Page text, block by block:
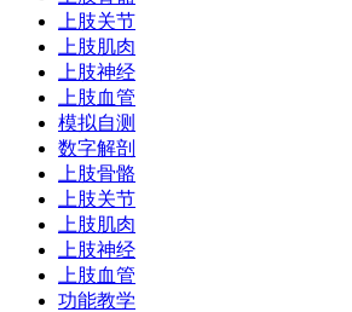
上肢关节
上肢肌肉
上肢神经
上肢血管
模拟自测
数字解剖
上肢骨骼
上肢关节
上肢肌肉
上肢神经
上肢血管
功能教学